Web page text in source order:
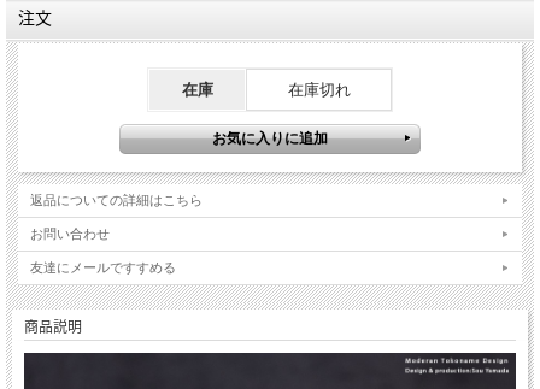
注文
在庫 在庫切れ
返品についての詳細はこちら
お問い合わせ
友達にメールですすめる
商品説明